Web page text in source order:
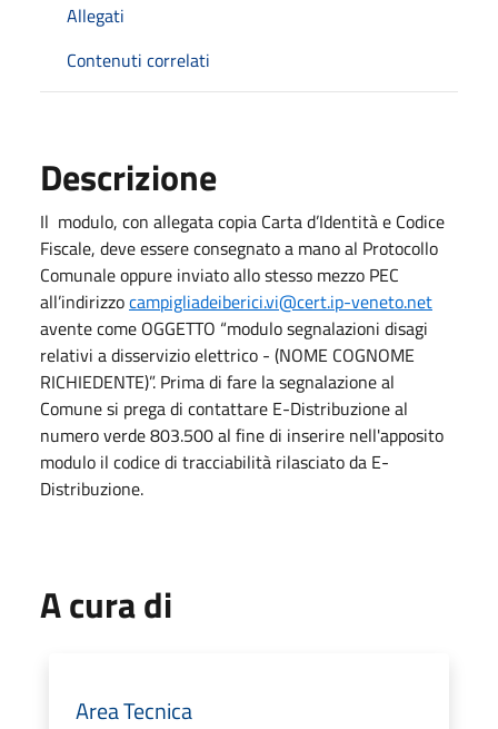
Allegati
Contenuti correlati
Descrizione
Il modulo, con allegata copia Carta d’Identità e Codice
Fiscale, deve essere consegnato a mano al Protocollo
Comunale oppure inviato allo stesso mezzo PEC
all’indirizzocampigliadeiberici.vi@cert.ip-veneto.net
avente come OGGETTO “modulo segnalazioni disagi
relativi a disservizio elettrico - (NOME COGNOME
RICHIEDENTE)”. Prima di fare la segnalazione al
Comune si prega di contattare E-Distribuzione al
numero verde 803.500 al fine di inserire nell'apposito
modulo il codice di tracciabilità rilasciato da E-
Distribuzione.
A cura di
Area Tecnica